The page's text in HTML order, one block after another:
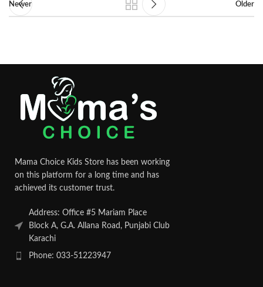
Newer Older
Mama Choice Kids Store has been working
on this platform for a long time and has
achieved its customer trust.
Address: Office #5 Mariam Place
Block A, G.A. Allana Road, Punjabi Club
Karachi
Phone: 033-51223947